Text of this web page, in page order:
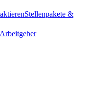
Stellenpakete &